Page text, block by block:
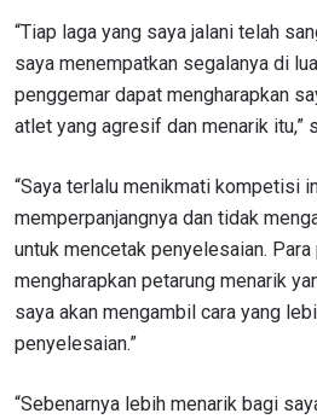
“Tiap laga yang saya jalani telah
saya menempatkan segalanya di
penggemar dapat mengharapkan
atlet yang agresif dan menarik itu,”
“Saya terlalu menikmati kompetisi
memperpanjangnya dan tidak
untuk mencetak penyelesaian.
mengharapkan petarung menarik
saya akan mengambil cara yang
penyelesaian.”
“Sebenarnya lebih menarik bagi
Dengan mengirimkan formulir
pengumpulan, penggunaan dan
anda berdasarkanKebijakan
membatalkan (unsubscribe)
kapan saja.